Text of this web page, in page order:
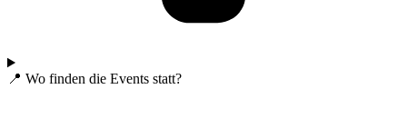
📍 Wo finden die Events statt?